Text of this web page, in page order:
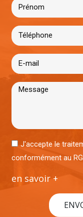
J'accepte le
conformément au
en savoir +